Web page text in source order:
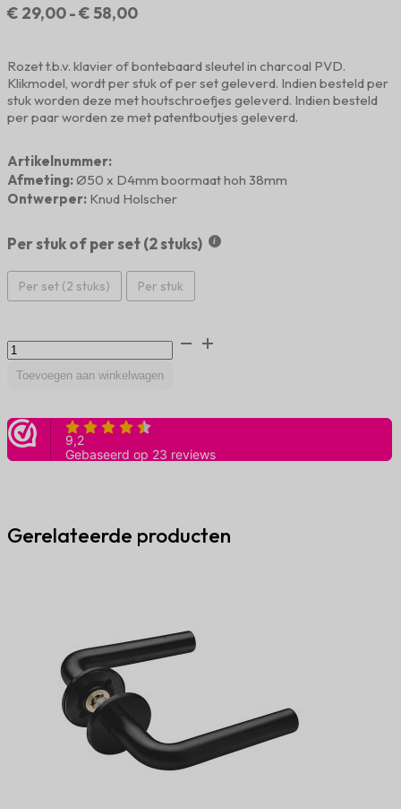
€ 29,00-€ 58,00Prijsklasse:
€ 58,00
Rozet t.b.v. klavier of bontebaard sleutel in charcoal PVD.
Klikmodel, wordt per stuk of per set geleverd. Indien besteld per
stuk worden deze met houtschroefjes geleverd. Indien besteld
per paar worden ze met patentboutjes geleverd.
Artikelnummer:
Afmeting:Ø50 x D4mm boormaat hoh 38mm
Ontwerper: Knud Holscher
Per stuk of per set (2 stuks)
Per set (2 stuks) Per stuk
Sleutelrozet
rond
charcoal
Toevoegen aan winkelwagen
Gerelateerde producten